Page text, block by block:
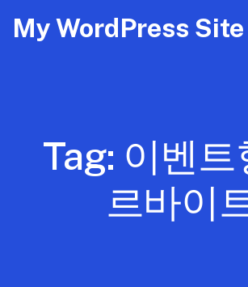
My WordPress Site
Tag: 이벤트
르바이